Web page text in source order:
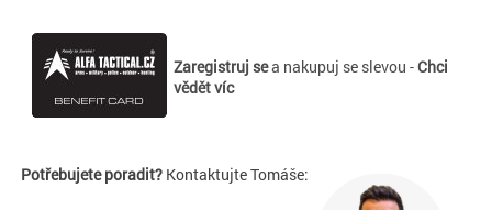
Zaregistruj sea nakupuj se slevou -Chci
vědět víc
Potřebujete poradit? Kontaktujte Tomáše: